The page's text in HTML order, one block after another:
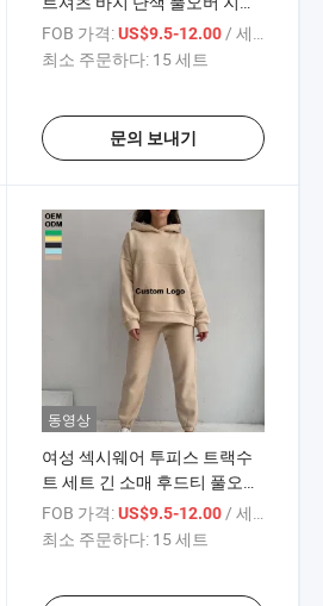
가 있는 수트 가을 겨울 루즈 캐
주얼 의상
FOB 가격: US$9.5-12.00 / 세트
최소 주문하다: 15 세트
문의 보내기
동영상
여성 섹시웨어 투피스 트랙수
트 세트 긴 소매 후드티 풀오버
와 스웨트팬츠 조거 운동 세트
FOB 가격: US$9.5-12.00 / 세트
최소 주문하다: 15 세트